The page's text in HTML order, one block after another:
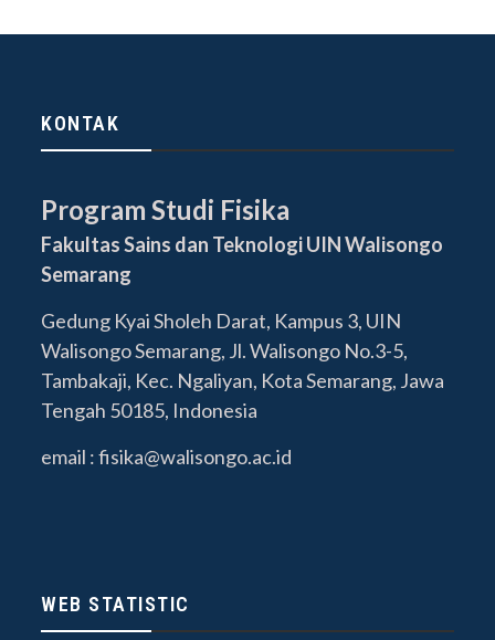
KONTAK
Program Studi Fisika
Fakultas Sains dan Teknologi UIN Walisongo
Semarang
Gedung Kyai Sholeh Darat, Kampus 3, UIN
Walisongo Semarang, Jl. Walisongo No.3-5,
Tambakaji, Kec. Ngaliyan, Kota Semarang, Jawa
Tengah 50185, Indonesia
email :fisika@walisongo.ac.id
WEB STATISTIC